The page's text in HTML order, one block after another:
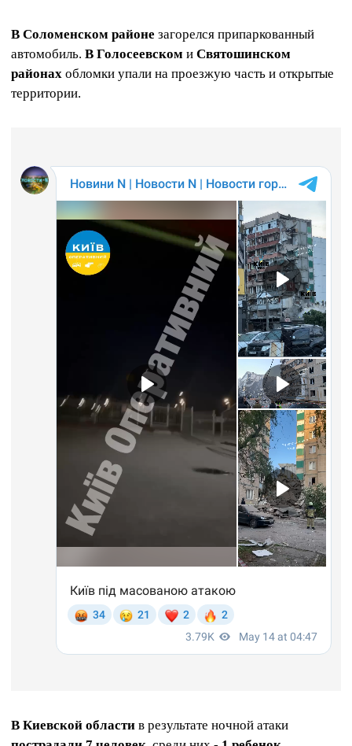
В Соломенском районе загорелся припаркованный
автомобиль. В Голосеевском и Святошинском
районах обломки упали на проезжую часть и открытые
территории.
В Киевской области в результате ночной атаки